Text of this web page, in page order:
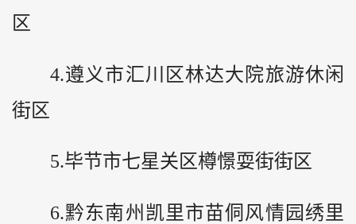
区
4.遵义市汇川区林达大院旅游休闲
街区
5.毕节市七星关区樽憬耍街街区
6.黔东南州凯里市苗侗风情园绣里